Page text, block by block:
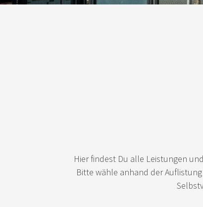
Hier findest Du alle Leistungen
Bitte wähle anhand der